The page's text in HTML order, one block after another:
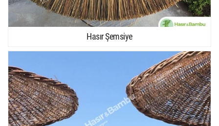
Hasır Şemsiye